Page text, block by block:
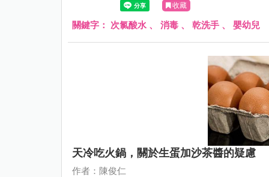
收藏
關鍵字： 次氯酸水 、 消毒 、 乾洗手 、 嬰幼兒
天冷吃火鍋，關於生蛋加沙茶醬的疑慮
作者：陳俊仁